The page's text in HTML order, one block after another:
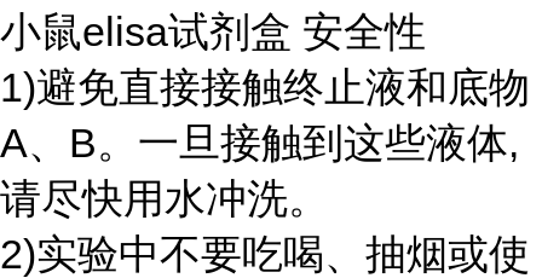
小鼠elisa试剂盒 安全性
1)避免直接接触终止液和底物
A、B。一旦接触到这些液体,
请尽快用水冲洗。
2)实验中不要吃喝、抽烟或使